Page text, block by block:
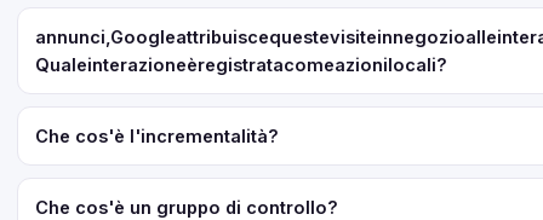
Qualeinterazioneèregistratacomeazionilocali?
Che cos'è l'incrementalità?
Che cos'è un gruppo di controllo?